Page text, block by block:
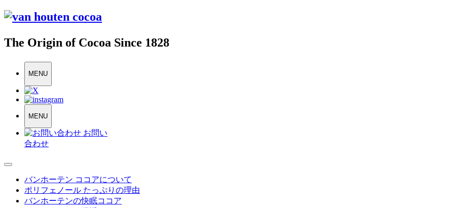
The Origin of Cocoa Since 1828
MENU
MENU
お問い
合わせ
バンホーテン ココアについて
ポリフェノール たっぷりの理由
バンホーテンの快眠ココア